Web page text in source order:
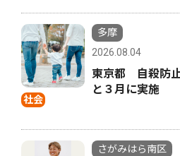
社会
多摩
2026.08.04
東京都 自殺防
と３月に実施
さがみはら南区